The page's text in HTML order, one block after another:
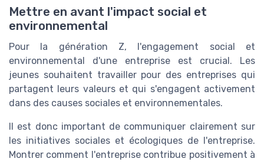
Mettre en avant l'impact social et
environnemental
Pour la génération Z, l'engagement social et
environnemental d'une entreprise est crucial. Les
jeunes souhaitent travailler pour des entreprises qui
partagent leurs valeurs et qui s'engagent activement
dans des causes sociales et environnementales.
Il est donc important de communiquer clairement sur
les initiatives sociales et écologiques de l'entreprise.
Montrer comment l'entreprise contribue positivement à